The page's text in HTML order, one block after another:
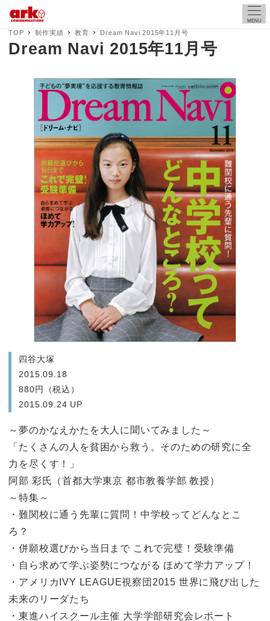
MENU
TOP 制作実績 教育 Dream Navi 2015年11月号
Dream Navi 2015年11月号
四谷大塚
2015.09.18
880円（税込）
2015.09.24 UP
～夢のかなえかたを大人に聞いてみました～
「たくさんの人を貧困から救う。そのための研究に全
力を尽くす！」
阿部 彩氏（首都大学東京 都市教養学部 教授）
～特集～
・難関校に通う先輩に質問！中学校ってどんなとこ
ろ？
・併願校選びから当日まで これで完璧！受験準備
・自ら求めて学ぶ姿勢につながる ほめて学力アップ！
・アメリカIVY LEAGUE視察団2015 世界に飛び出した
未来のリーダたち
・東進ハイスクール主催 大学学部研究会レポート